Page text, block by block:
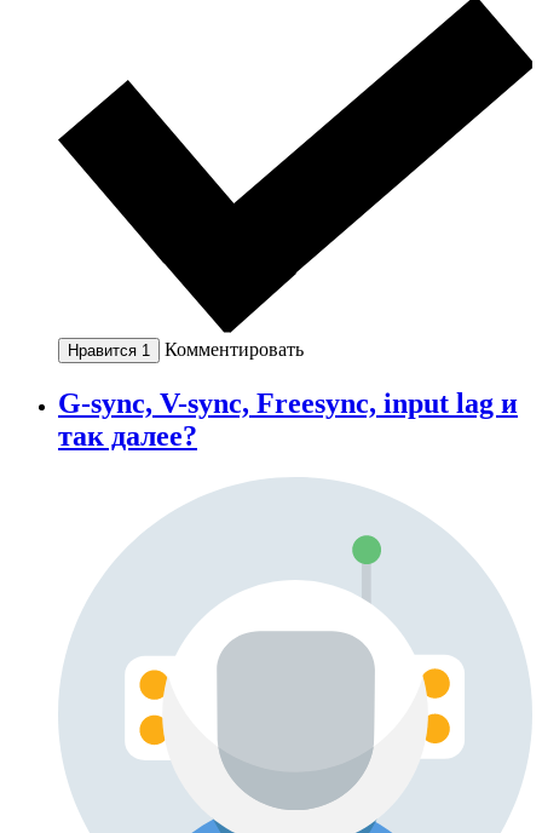
Нравится 1 Комментировать
G-sync, V-sync, Freesync, input lag и
так далее?